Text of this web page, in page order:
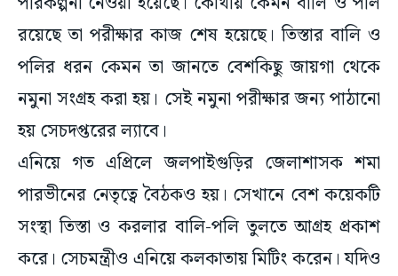
রয়েছে তা পরীক্ষার কাজ শেষ হয়েছে। তিস্তার বালি ও
পলির ধরন কেমন তা জানতে বেশকিছু জায়গা থেকে
নমুনা সংগ্রহ করা হয়। সেই নমুনা পরীক্ষার জন্য পাঠানো
হয় সেচদপ্তরের ল্যাবে।
এনিয়ে গত এপ্রিলে জলপাইগুড়ির জেলাশাসক শমা
পারভীনের নেতৃত্বে বৈঠকও হয়। সেখানে বেশ কয়েকটি
সংস্থা তিস্তা ও করলার বালি-পলি তুলতে আগ্রহ প্রকাশ
করে। সেচমন্ত্রীও এনিয়ে কলকাতায় মিটিং করেন। যদিও